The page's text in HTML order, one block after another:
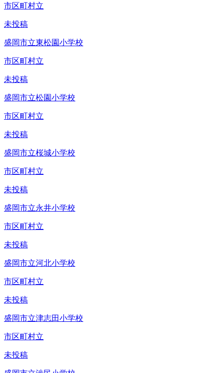
市区町村立
未投稿
盛岡市立東松園小学校
市区町村立
未投稿
盛岡市立松園小学校
市区町村立
未投稿
盛岡市立桜城小学校
市区町村立
未投稿
盛岡市立永井小学校
市区町村立
未投稿
盛岡市立河北小学校
市区町村立
未投稿
盛岡市立津志田小学校
市区町村立
未投稿